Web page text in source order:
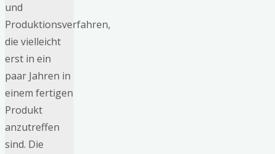
und
Produktionsverfahren,
die vielleicht
erst in ein
paar Jahren in
einem fertigen
Produkt
anzutreffen
sind. Die